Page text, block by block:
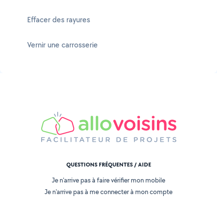
Effacer des rayures
Vernir une carrosserie
QUESTIONS FRÉQUENTES / AIDE
Je n'arrive pas à faire vérifier mon mobile
Je n'arrive pas à me connecter à mon compte